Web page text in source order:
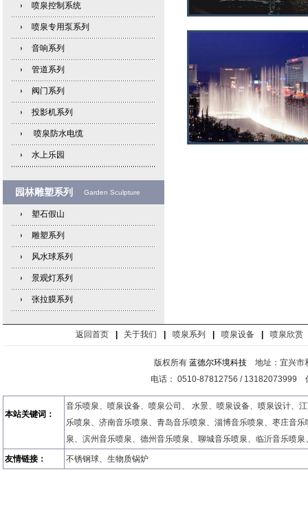
喷泉控制系统
喷泉专用泵系列
音响系列
管道系列
阀门系列
投影机系列
喷泉防水电缆
水上乐园
园林雕塑系列 Garden Sculpture
塑石假山
雕塑系列
风水球系列
景观灯系列
张拉膜系列
返回首页 关于我们 喷泉系列 喷泉设备 喷泉欣赏
版权所有 蓝德尔环境科技 地址：宜兴
电话： 0510-87812756 /
本站关键词：
音乐喷泉、 喷泉设备、 喷泉公司 、 水景、 喷泉设备、 喷泉设计、
乐喷泉、 济南音乐喷泉、 青岛音乐喷泉、 淄博音乐喷泉、 枣庄音乐
泉、 滨州音乐喷泉、 德州音乐喷泉、 聊城音乐喷泉、 临沂音乐喷泉
友情链接： 不锈钢球、 生物质锅炉